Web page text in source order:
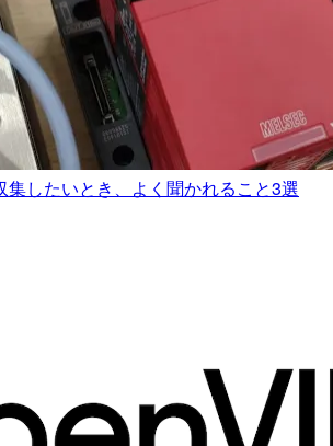
集したいとき、よく聞かれること3選